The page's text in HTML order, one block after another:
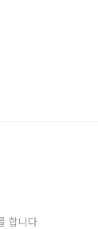
합니다